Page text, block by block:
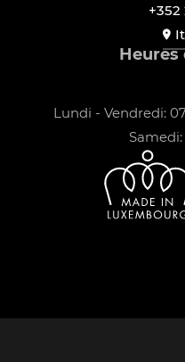
+352
Lundi - Vendredi: